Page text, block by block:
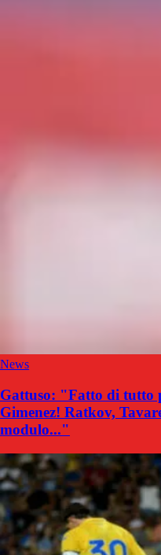
News
Gattuso: "Fatto di tutto
Gimenez! Ratkov,
modulo..."